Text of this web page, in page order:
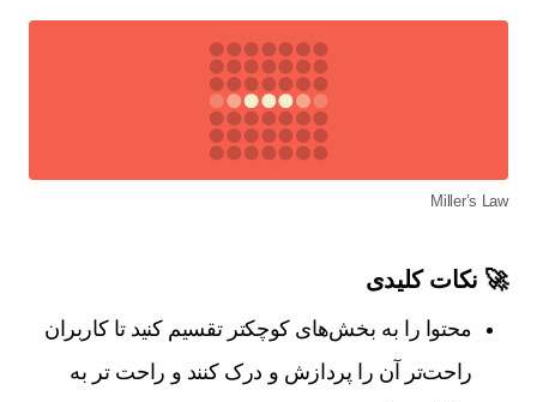
Miller’s Law
🚀 نکات کلیدی
محتوا را به بخش‌های کوچکتر تقسیم کنید تا کاربران
راحت‌تر آن را پردازش و درک کنند و راحت تر به